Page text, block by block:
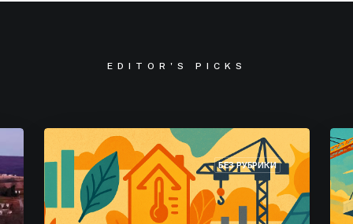
EDITOR'S PICKS
БЕЗ РУБРИКИ